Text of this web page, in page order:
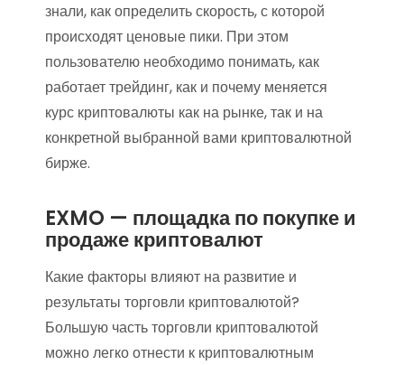
знали, как определить скорость, с которой
происходят ценовые пики. При этом
пользователю необходимо понимать, как
работает трейдинг, как и почему меняется
курс криптовалюты как на рынке, так и на
конкретной выбранной вами криптовалютной
бирже.
EXMO — площадка по покупке и
продаже криптовалют
Какие факторы влияют на развитие и
результаты торговли криптовалютой?
Большую часть торговли криптовалютой
можно легко отнести к криптовалютным